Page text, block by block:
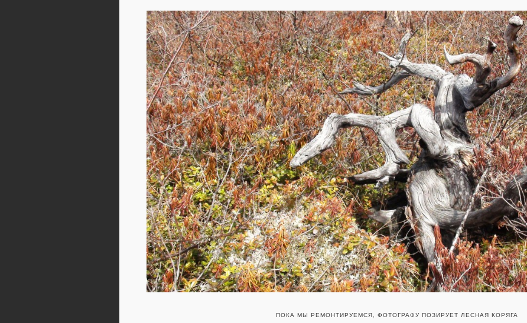
ПОКА МЫ РЕМОНТИРУЕМСЯ, ФОТОГРАФУ ПОЗИРУЕТ ЛЕСНАЯ КОРЯГА